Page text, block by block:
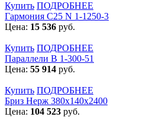
Купить ПОДРОБНЕЕ
Гармония С25 N 1-1250-3
Цена: 15 536 руб.
Купить ПОДРОБНЕЕ
Параллели В 1-300-51
Цена: 55 914 руб.
Купить ПОДРОБНЕЕ
Бриз Нерж 380х140х2400
Цена: 104 523 руб.